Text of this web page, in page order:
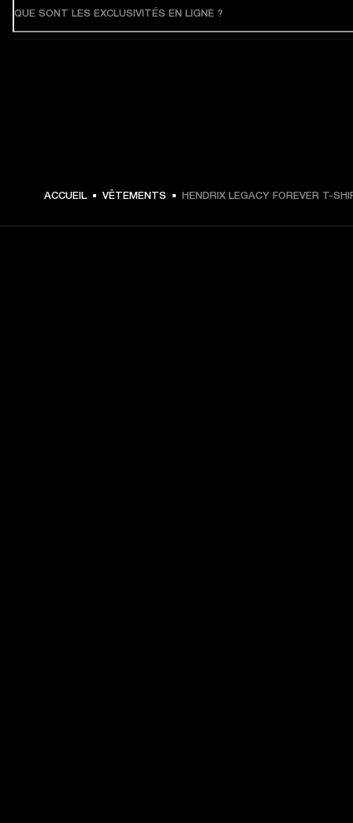
€ 49 -
QUE SONT LES EXCLUSIVITÉS EN LIGNE ?
ACCUEIL VÊTEMENTS HENDRIX LEGACY FOREVER T-